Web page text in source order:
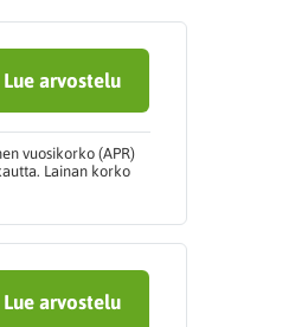
Lue arvostelu
vuosikorko (APR)
Lainan korko
Lue arvostelu